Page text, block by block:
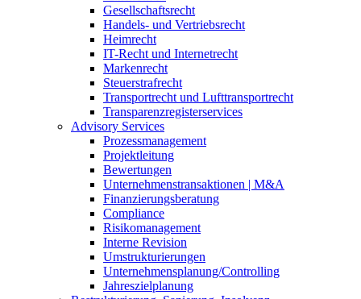
Gesellschaftsrecht
Handels- und Vertriebsrecht
Heimrecht
IT-Recht und Internetrecht
Markenrecht
Steuerstrafrecht
Transportrecht und Lufttransportrecht
Transparenzregisterservices
Advisory Services
Prozessmanagement
Projektleitung
Bewertungen
Unternehmenstransaktionen | M&A
Finanzierungsberatung
Compliance
Risikomanagement
Interne Revision
Umstrukturierungen
Unternehmensplanung/Controlling
Jahreszielplanung